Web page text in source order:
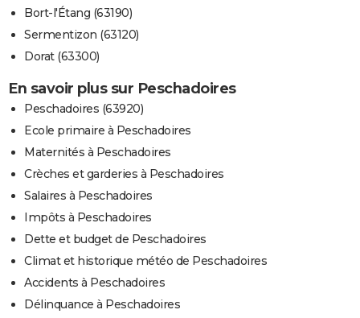
Bort-l'Étang (63190)
Sermentizon (63120)
Dorat (63300)
En savoir plus sur Peschadoires
Peschadoires (63920)
Ecole primaire à Peschadoires
Maternités à Peschadoires
Crèches et garderies à Peschadoires
Salaires à Peschadoires
Impôts à Peschadoires
Dette et budget de Peschadoires
Climat et historique météo de Peschadoires
Accidents à Peschadoires
Délinquance à Peschadoires